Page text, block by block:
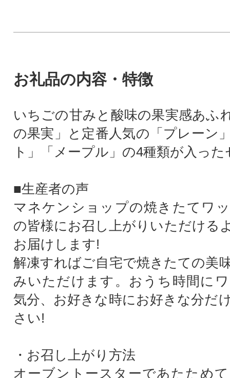
お礼品の内容・特徴
いちごの甘みと酸味の果実感あふ
の果実」と定番人気の「プレーン
ト」「メープル」の4種類が入っ
■生産者の声
マネケンショップの焼きたてワ
の皆様にお召し上がりいただける
お届けします!
解凍すればご自宅で焼きたての美
みいただけます。おうち時間に
気分、お好きな時にお好きな分だ
さい!
・お召し上がり方法
オーブントースターであたため